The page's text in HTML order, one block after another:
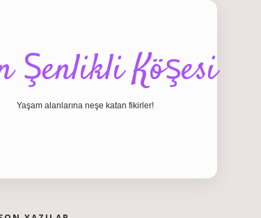
Şenlikli Köşesi
Yaşam alanlarına neşe katan fikirler!